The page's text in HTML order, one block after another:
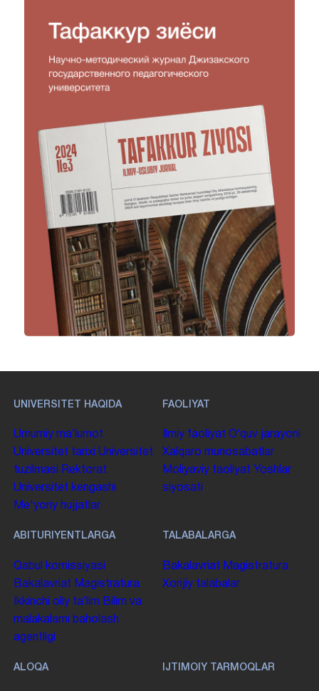
UNIVERSITET HAQIDA
Umumiy maʼlumot
Universitet tarixi Universitet
tuzilmasi
Rektorat
Universitet kengashi
Me'yoriy hujjatlar
FAOLIYAT
Ilmiy faoliyat Oʻquv jarayoni
Xalqaro munosabatlar
Moliyaviy faoliyat Yoshlar
siyosati
ABITURIYENTLARGA
Qabul komissiyasi
Bakalavriat Magistratura
Ikkinchi oliy taʼlim Bilim va
malakalarni baholash
agentligi
TALABALARGA
Bakalavriat Magistratura
Xorijiy talabalar
ALOQA IJTIMOIY TARMOQLAR